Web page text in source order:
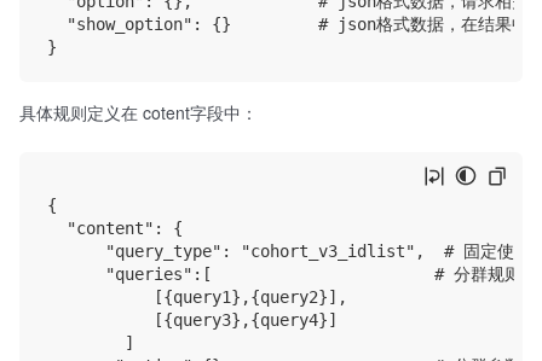
"show_option": {}         # json格式数据，在结果中原
具体规则定义在 cotent字段中：
{
  "content": {
"query_type": "cohort_v3_idlist",  # 固定使用
      "queries":[                       # 分群规则
           [{query1},{query2}],
           [{query3},{query4}]
        ]